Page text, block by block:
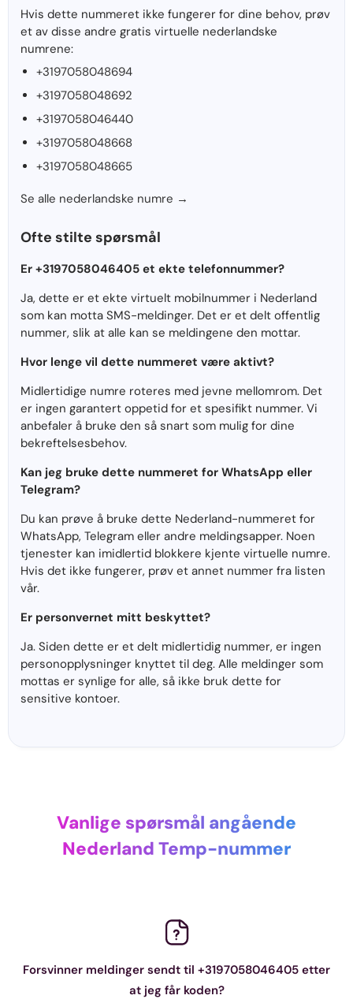
Hvis dette nummeret ikke fungerer for dine behov, prøv
et av disse andre gratis virtuelle nederlandske
numrene:
+3197058048694
+3197058048692
+3197058046440
+3197058048668
+3197058048665
Se alle nederlandske numre →
Ofte stilte spørsmål
Er +3197058046405 et ekte telefonnummer?
Ja, dette er et ekte virtuelt mobilnummer i Nederland
som kan motta SMS-meldinger. Det er et delt offentlig
nummer, slik at alle kan se meldingene den mottar.
Hvor lenge vil dette nummeret være aktivt?
Midlertidige numre roteres med jevne mellomrom. Det
er ingen garantert oppetid for et spesifikt nummer. Vi
anbefaler å bruke den så snart som mulig for dine
bekreftelsesbehov.
Kan jeg bruke dette nummeret for WhatsApp eller
Telegram?
Du kan prøve å bruke dette Nederland-nummeret for
WhatsApp, Telegram eller andre meldingsapper. Noen
tjenester kan imidlertid blokkere kjente virtuelle numre.
Hvis det ikke fungerer, prøv et annet nummer fra listen
vår.
Er personvernet mitt beskyttet?
Ja. Siden dette er et delt midlertidig nummer, er ingen
personopplysninger knyttet til deg. Alle meldinger som
mottas er synlige for alle, så ikke bruk dette for
sensitive kontoer.
Vanlige spørsmål angående
Nederland Temp-nummer
Forsvinner meldinger sendt til +3197058046405 etter
at jeg får koden?